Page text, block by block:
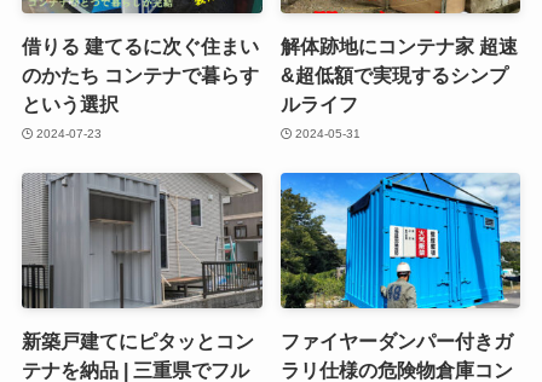
借りる 建てるに次ぐ住まい
のかたち コンテナで暮らす
という選択
2024-07-23
解体跡地にコンテナ家 超速
&超低額で実現するシンプ
ルライフ
2024-05-31
新築戸建てにピタッとコン
テナを納品 | 三重県でフル
ファイヤーダンパー付きガ
ラリ仕様の危険物倉庫コン